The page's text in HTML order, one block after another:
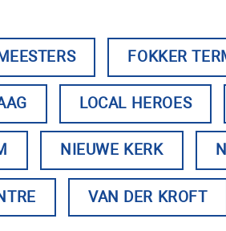
FOKKER
LOCAL HEROES
NIEUWE KERK
VAN DER KROFT